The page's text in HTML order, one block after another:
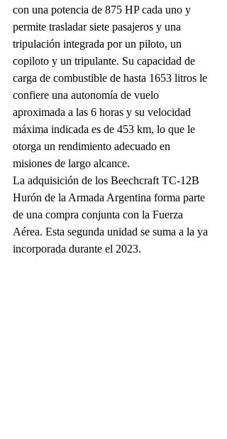
con una potencia de 875 HP cada uno y
permite trasladar siete pasajeros y una
tripulación integrada por un piloto, un
copiloto y un tripulante. Su capacidad de
carga de combustible de hasta 1653 litros le
confiere una autonomía de vuelo
aproximada a las 6 horas y su velocidad
máxima indicada es de 453 km, lo que le
otorga un rendimiento adecuado en
misiones de largo alcance.
La adquisición de los Beechcraft TC-12B
Hurón de la Armada Argentina forma parte
de una compra conjunta con la Fuerza
Aérea. Esta segunda unidad se suma a la ya
incorporada durante el 2023.